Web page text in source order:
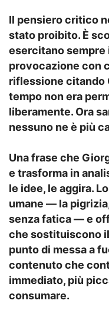
Il pensiero critico
stato proibito. È
esercitano sempre
provocazione con
riflessione citando
tempo non era
liberamente. Ora
nessuno ne è più
Una frase che
e trasforma in
le idee, le aggira.
umane — la
senza fatica — e
che sostituiscono
punto di messa a
contenuto che
immediato, più
consumare.